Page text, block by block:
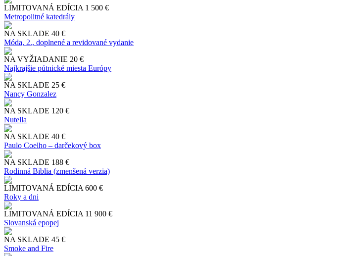
LIMITOVANÁ EDÍCIA 1 500 €
Metropolitné katedrály
NA SKLADE 40 €
Móda, 2., doplnené a revidované vydanie
NA VYŽIADANIE 20 €
Najkrajšie pútnické miesta Európy
NA SKLADE 25 €
Nancy Gonzalez
NA SKLADE 120 €
Nutella
NA SKLADE 40 €
Paulo Coelho – darčekový box
NA SKLADE 188 €
Rodinná Biblia (zmenšená verzia)
LIMITOVANÁ EDÍCIA 600 €
Roky a dni
LIMITOVANÁ EDÍCIA 11 900 €
Slo​vanská epopej
NA SKLADE 45 €
Smoke and Fire